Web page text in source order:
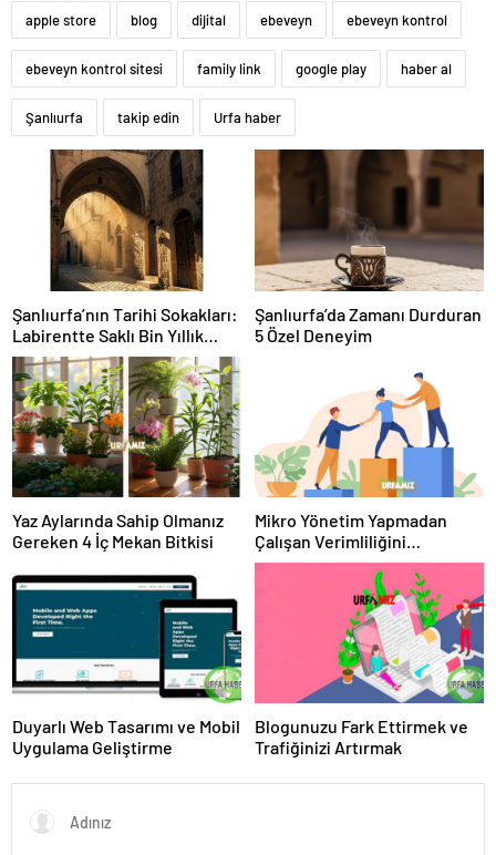
apple store blog dijital ebeveyn ebeveyn kontrol
ebeveyn kontrol sitesi family link google play haber al
Şanlıurfa takip edin Urfa haber
Şanlıurfa’nın Tarihi Sokakları:
Labirentte Saklı Bin Yıllık
Hikayeler
Şanlıurfa’da Zamanı Durduran
5 Özel Deneyim
Yaz Aylarında Sahip Olmanız
Gereken 4 İç Mekan Bitkisi
Mikro Yönetim Yapmadan
Çalışan Verimliliğini
Artırmanın 4 Yolu
Duyarlı Web Tasarımı ve Mobil
Uygulama Geliştirme
Blogunuzu Fark Ettirmek ve
Trafiğinizi Artırmak